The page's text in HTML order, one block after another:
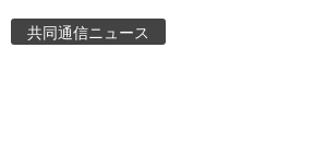
Images
共同通信ニュース